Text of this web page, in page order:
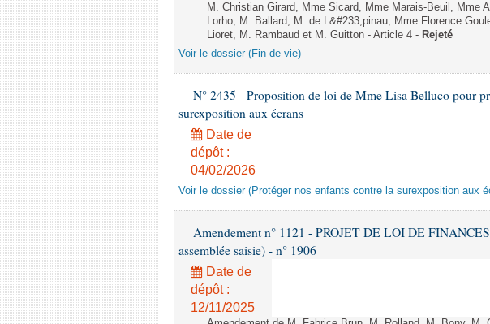
M. Christian Girard, Mme Sicard, Mme Marais-Beuil, Mme
Lorho, M. Ballard, M. de L&#233;pinau, Mme Florence
Lioret, M. Rambaud et M. Guitton - Article 4 - Rejeté
Voir le dossier (Fin de vie)
N° 2435 - Proposition de loi de Mme Lisa Belluco pour
surexposition aux écrans
Date de
dépôt :
04/02/2026
Voir le dossier (Protéger nos enfants contre la surexposition aux
Amendement n° 1121 - PROJET DE LOI DE
assemblée saisie) - n° 1906
Date de
dépôt :
12/11/2025